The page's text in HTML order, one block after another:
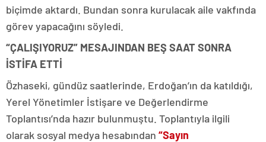
biçimde aktardı. Bundan sonra kurulacak aile vakfında
görev yapacağını söyledi.
“ÇALIŞIYORUZ” MESAJINDAN BEŞ SAAT SONRA
İSTİFA ETTİ
Özhaseki, gündüz saatlerinde, Erdoğan’ın da katıldığı,
Yerel Yönetimler İstişare ve Değerlendirme
Toplantısı’nda hazır bulunmuştu. Toplantıyla ilgili
olarak sosyal medya hesabından “Sayın